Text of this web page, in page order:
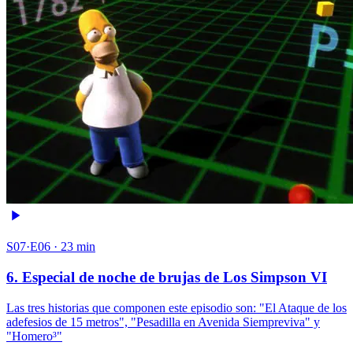
S07·E06 · 23 min
6. Especial de noche de brujas de Los Simpson VI
Las tres historias que componen este episodio son: "El Ataque de los
adefesios de 15 metros", "Pesadilla en Avenida Siempreviva" y
"Homero³"